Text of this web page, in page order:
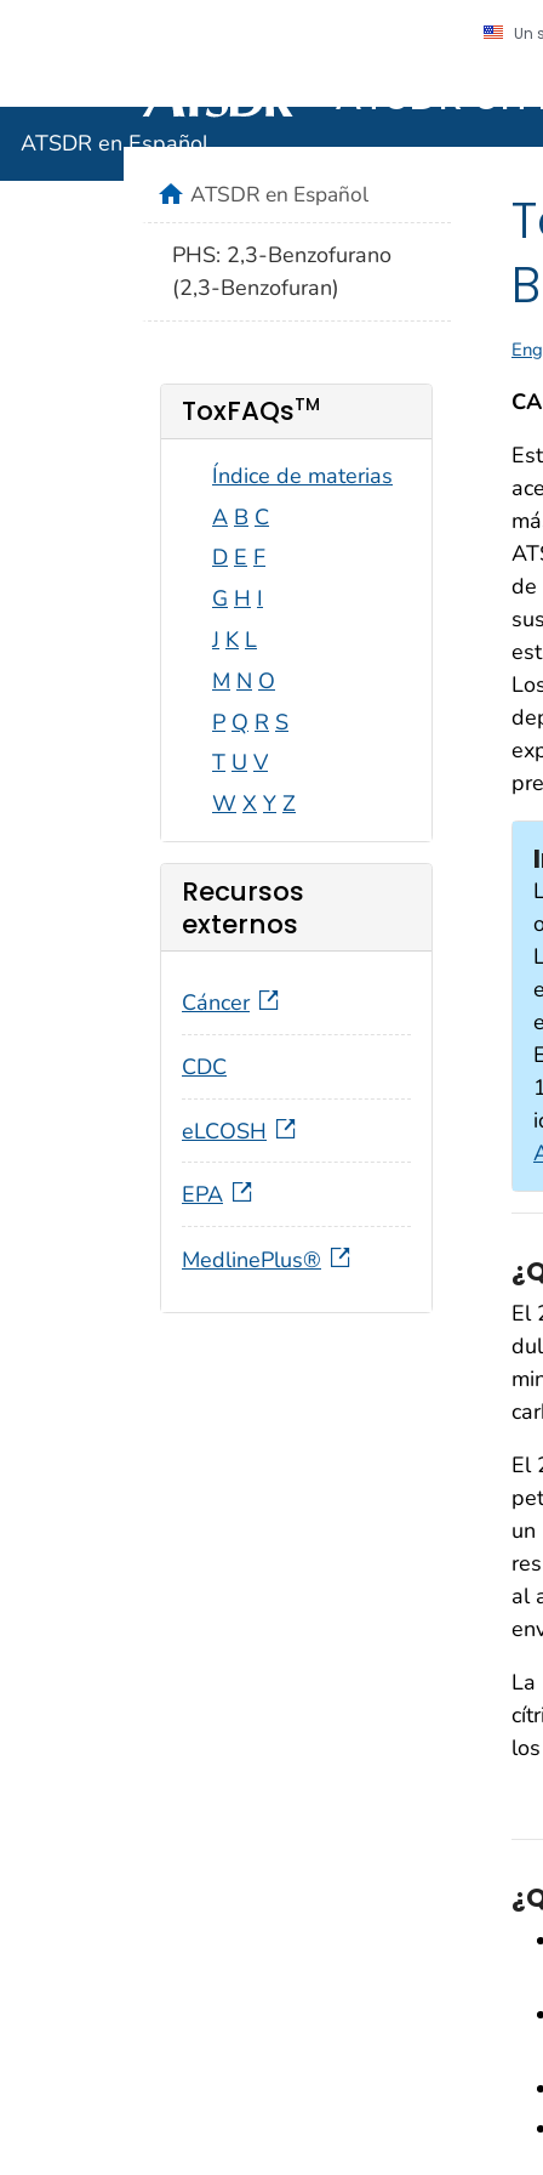
Un
ATSDR
ATSDR en Español
de
El
El
un
al
La
homeATSDR en Español
PHS: 2,3-Benzofurano
(2,3-Benzofuran)
ToxFAQsTM
Índice de materias
A B C
D E F
G H I
J K L
M N O
P Q R S
T U V
W X Y Z
Recursos
externos
Cáncer
CDC
eLCOSH
EPA
MedlinePlus®